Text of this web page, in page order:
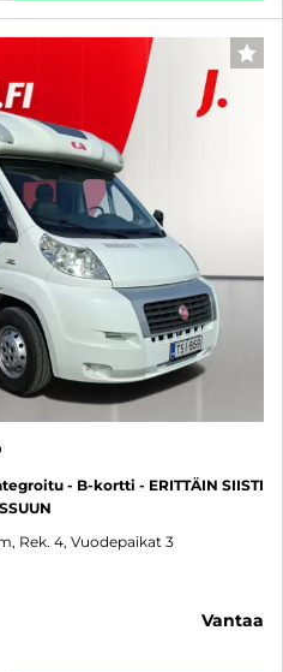
- B-kortti - ERITTÄIN SIISTI
Rek. 4, Vuodepaikat 3
vantaa